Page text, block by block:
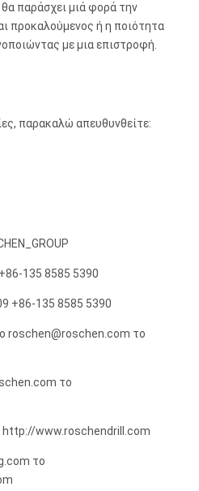
παράσχει μιά φορά την
προκαλούμενος ή η ποιότητα
με μια επιστροφή.
παρακαλώ απευθυνθείτε:
135 8585 5390
+86-135 8585 5390
roschen@roschen.com το
το
www.roschendrill.com
το